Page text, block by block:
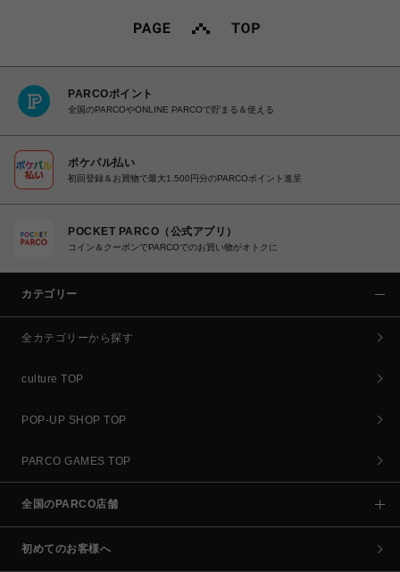
PARCOポイント
全国のPARCOやONLINE PARCOで貯まる＆使える
ポケパル払い
初回登録＆お買物で最大1,500円分のPARCOポイント進呈
POCKET PARCO（公式アプリ）
コイン＆クーポンでPARCOでのお買い物がオトクに
カテゴリー
全カテゴリーから探す
culture TOP
POP-UP SHOP TOP
PARCO GAMES TOP
全国のPARCO店舗
初めてのお客様へ